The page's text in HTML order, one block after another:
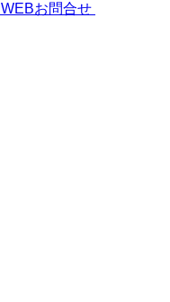
WEBお問合せ